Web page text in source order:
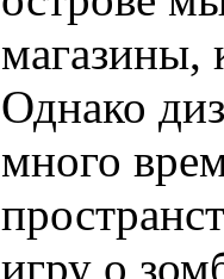
магазины,
Однако
много
игру о